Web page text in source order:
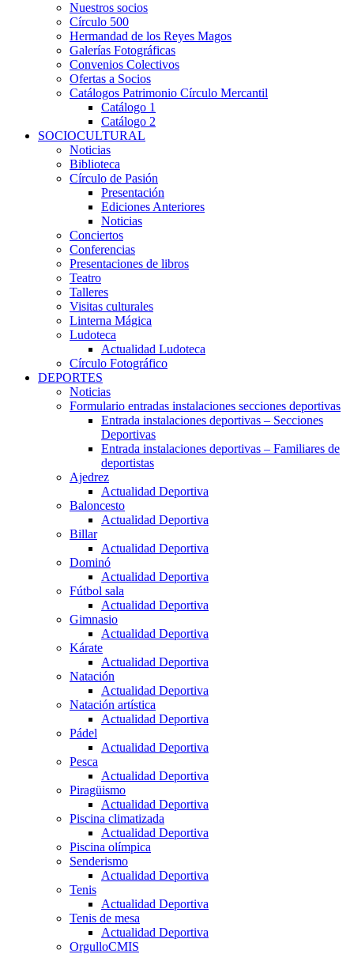
Nuestros socios
Círculo 500
Hermandad de los Reyes Magos
Galerías Fotográficas
Convenios Colectivos
Ofertas a Socios
Catálogos Patrimonio Círculo Mercantil
Catálogo 1
Catálogo 2
SOCIOCULTURAL
Noticias
Biblioteca
Círculo de Pasión
Presentación
Ediciones Anteriores
Noticias
Conciertos
Conferencias
Presentaciones de libros
Teatro
Talleres
Visitas culturales
Linterna Mágica
Ludoteca
Actualidad Ludoteca
Círculo Fotográfico
DEPORTES
Noticias
Formulario entradas instalaciones secciones deportivas
Entrada instalaciones deportivas – Secciones
Deportivas
Entrada instalaciones deportivas – Familiares de
deportistas
Ajedrez
Actualidad Deportiva
Baloncesto
Actualidad Deportiva
Billar
Actualidad Deportiva
Dominó
Actualidad Deportiva
Fútbol sala
Actualidad Deportiva
Gimnasio
Actualidad Deportiva
Kárate
Actualidad Deportiva
Natación
Actualidad Deportiva
Natación artística
Actualidad Deportiva
Pádel
Actualidad Deportiva
Pesca
Actualidad Deportiva
Piragüismo
Actualidad Deportiva
Piscina climatizada
Actualidad Deportiva
Piscina olímpica
Senderismo
Actualidad Deportiva
Tenis
Actualidad Deportiva
Tenis de mesa
Actualidad Deportiva
OrgulloCMIS